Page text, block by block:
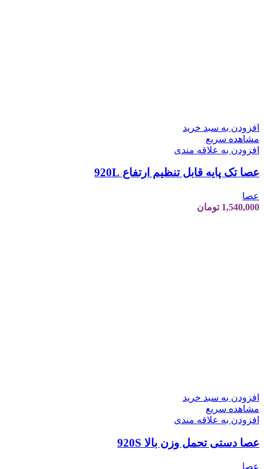
افزودن به سبد خرید
مشاهده سریع
افزودن به علاقه مندی
عصا تک پایه قابل تنظیم ارتفاع 920L
عصا
1,540,000 تومان
افزودن به سبد خرید
مشاهده سریع
افزودن به علاقه مندی
عصا دستی تحمل وزن بالا 920S
عصا